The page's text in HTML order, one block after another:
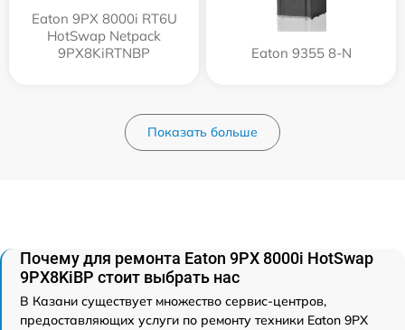
Eaton 9PX 8000i RT6U
HotSwap Netpack
9PX8KiRTNBP
Eaton 9355 8-N
Показать больше
Почему для ремонта Eaton 9PX 8000i HotSwap
9PX8KiBP стоит выбрать нас
В Казани существует множество сервис-центров,
предоставляющих услуги по ремонту техники Eaton 9PX